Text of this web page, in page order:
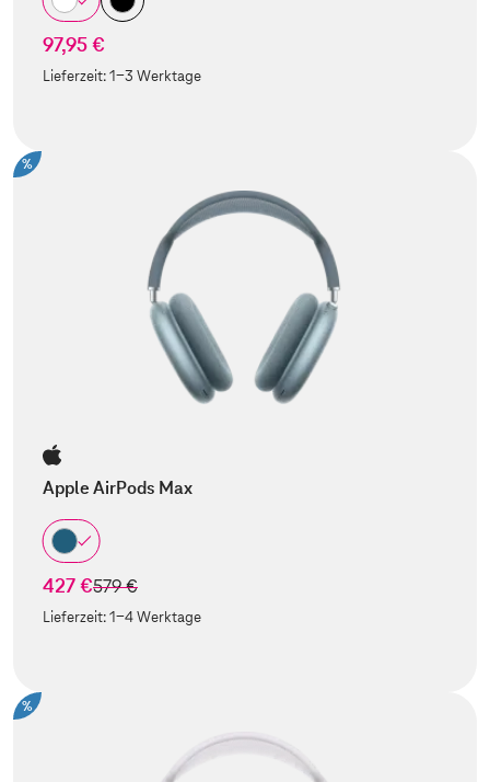
97,95 €
Lieferzeit:1-3 Werktage
%
Apple AirPods Max
427 €statt
579 €
Lieferzeit:1-4 Werktage
%